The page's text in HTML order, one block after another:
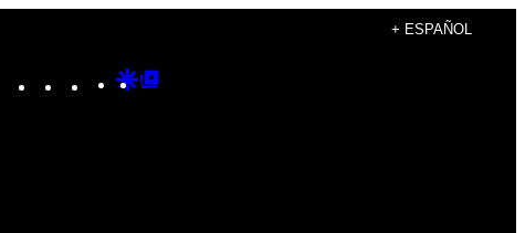
+ ESPAÑOL
Instagram
TikTokYouTube
Google